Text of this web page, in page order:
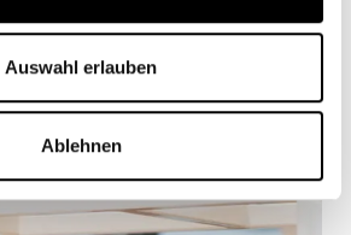
Auswahl erlauben
Ablehnen